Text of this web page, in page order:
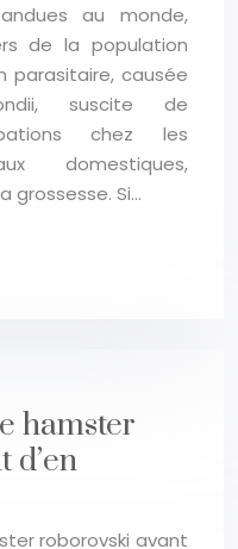
au monde,
de la population
parasitaire, causée
suscite de
chez les
domestiques,
grossesse. Si…
hamster
d’en
roborovski avant